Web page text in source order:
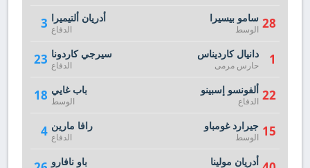
3 أدريان ألتيميرا
الدفاع
23 سيرجي كاردونا
الدفاع
18 باب غايي
الوسط
4 رافا مارين
الدفاع
باو نافارو
28 سامو بيسيرا
الوسط
1 دانيال كارديناس
حارس مرمى
22 ألفونسو إسبينو
الدفاع
15 جيرارد غومباو
الوسط
أدريان مولينا